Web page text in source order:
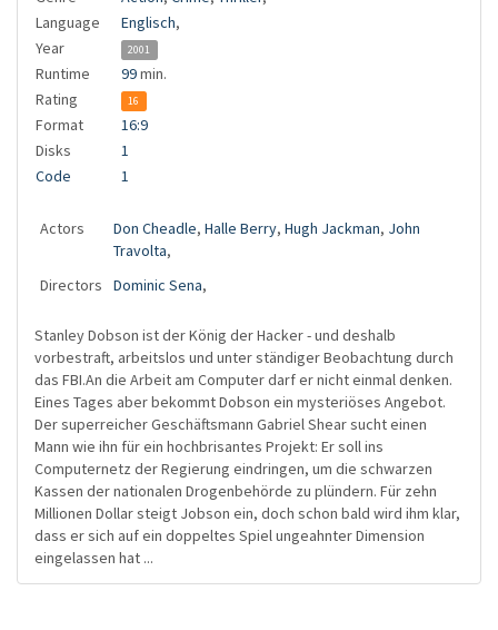
Language
Englisch,
Year
2001
Runtime 99min.
Rating
16
Format
16:9
Disks
1
Code
1
Actors Don Cheadle, Halle Berry, Hugh Jackman, John
Travolta,
Directors
Dominic Sena,
Stanley Dobson ist der König der Hacker - und deshalb
vorbestraft, arbeitslos und unter ständiger Beobachtung durch
das FBI.An die Arbeit am Computer darf er nicht einmal denken.
Eines Tages aber bekommt Dobson ein mysteriöses Angebot.
Der superreicher Geschäftsmann Gabriel Shear sucht einen
Mann wie ihn für ein hochbrisantes Projekt: Er soll ins
Computernetz der Regierung eindringen, um die schwarzen
Kassen der nationalen Drogenbehörde zu plündern. Für zehn
Millionen Dollar steigt Jobson ein, doch schon bald wird ihm klar,
dass er sich auf ein doppeltes Spiel ungeahnter Dimension
eingelassen hat ...